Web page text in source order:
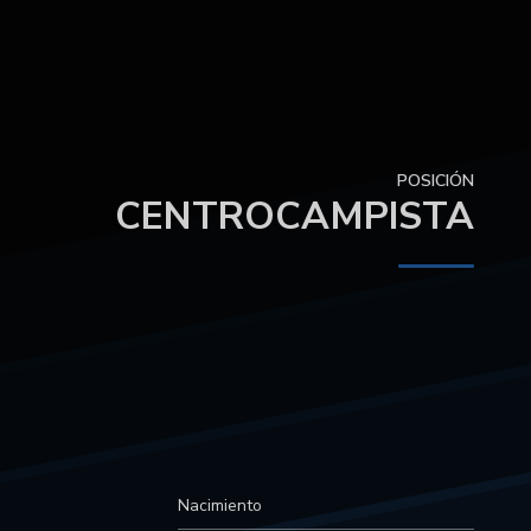
POSICIÓN
CENTROCAMPISTA
Nacimiento